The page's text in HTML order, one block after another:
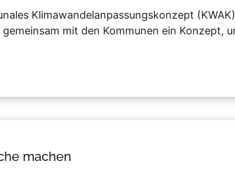
Klimawandelanpassungskonzept
mit den Kommunen ein Konzept,
machen